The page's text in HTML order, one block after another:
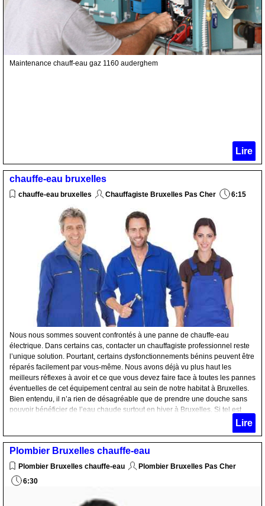
Maintenance chauff-eau gaz 1160 auderghem
Lire
chauffe-eau bruxelles
chauffe-eau bruxelles Chauffagiste Bruxelles Pas Cher 6:15
Nous nous sommes souvent confrontés à une panne de chauffe-eau
électrique. Dans certains cas, contacter un chauffagiste professionnel reste
l’unique solution. Pourtant, certains dysfonctionnements bénins peuvent être
réparés facilement par vous-même. Nous avons déjà vu plus haut les
meilleurs réflexes à avoir et ce que vous devez faire face à toutes les pannes
éventuelles de cet équipement central au sein de notre habitat à Bruxelles.
Bien entendu, il n’a rien de désagréable que de prendre une douche sans
pouvoir bénéficier de l’eau chaude surtout en hiver à Bruxelles. Si tel est
indispensable aujourd’hui, permet de distribuer dans toutes les pièces d’une
maison d’une eau chauffée à la température souhaitée. Profitez donc de ces
conseils pour une utilisation et un confort optimal.
Lire
Plombier Bruxelles chauffe-eau
Plombier Bruxelles chauffe-eau
Plombier Bruxelles Pas Cher
6:30